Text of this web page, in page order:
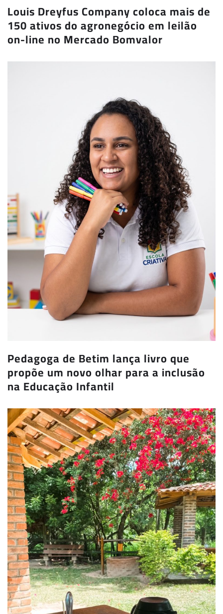
Louis Dreyfus Company coloca mais de
150 ativos do agronegócio em leilão
on-line no Mercado Bomvalor
Pedagoga de Betim lança livro que
propõe um novo olhar para a inclusão
na Educação Infantil